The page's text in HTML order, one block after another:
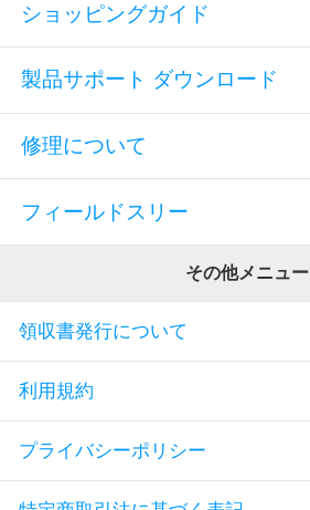
ショッピングガイド
製品サポート ダウンロード
修理について
フィールドスリー
その他メニュー
領収書発行について
利用規約
プライバシーポリシー